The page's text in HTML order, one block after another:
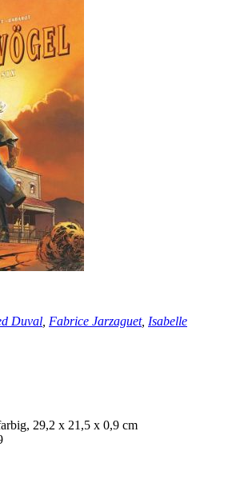
Duval Fabrice Jarzaguet, Isabelle
29,2 x 21,5 x 0,9 cm